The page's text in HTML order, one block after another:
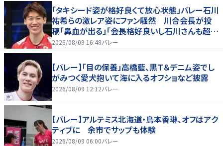
「タキシード姿が格好良くて放心状態」バレー石川
祐希らの激レア姿にファン騒然 川合会長が投
稿「鼻血が出る」「会長格好良いし石川さんも超格
好いい」
2026/08/09 16:48バレー
【バレー】「目の保養」高橋藍、黒Ｔ＆デニム姿でし
がみつく愛犬抱いて海に入るオフショなど披露
2026/08/09 12:12バレー
【バレー】アルテミス北海道・鳥本香琳、オフはアク
ティブに 余市でサップも体験
2026/08/09 06:00バレー